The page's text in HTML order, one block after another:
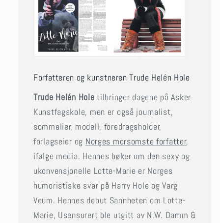
Forfatteren og kunstneren Trude Helén Hole
Trude Helén Hole tilbringer dagene på Asker
Kunstfagskole, men er også journalist,
sommelier, modell, foredragsholder,
forlagseier og Norges morsomste forfatter,
ifølge media. Hennes bøker om den sexy og
ukonvensjonelle Lotte-Marie er Norges
humoristiske svar på Harry Hole og Varg
Veum. Hennes debut Sannheten om Lotte-
Marie, Usensurert ble utgitt av N.W. Damm &